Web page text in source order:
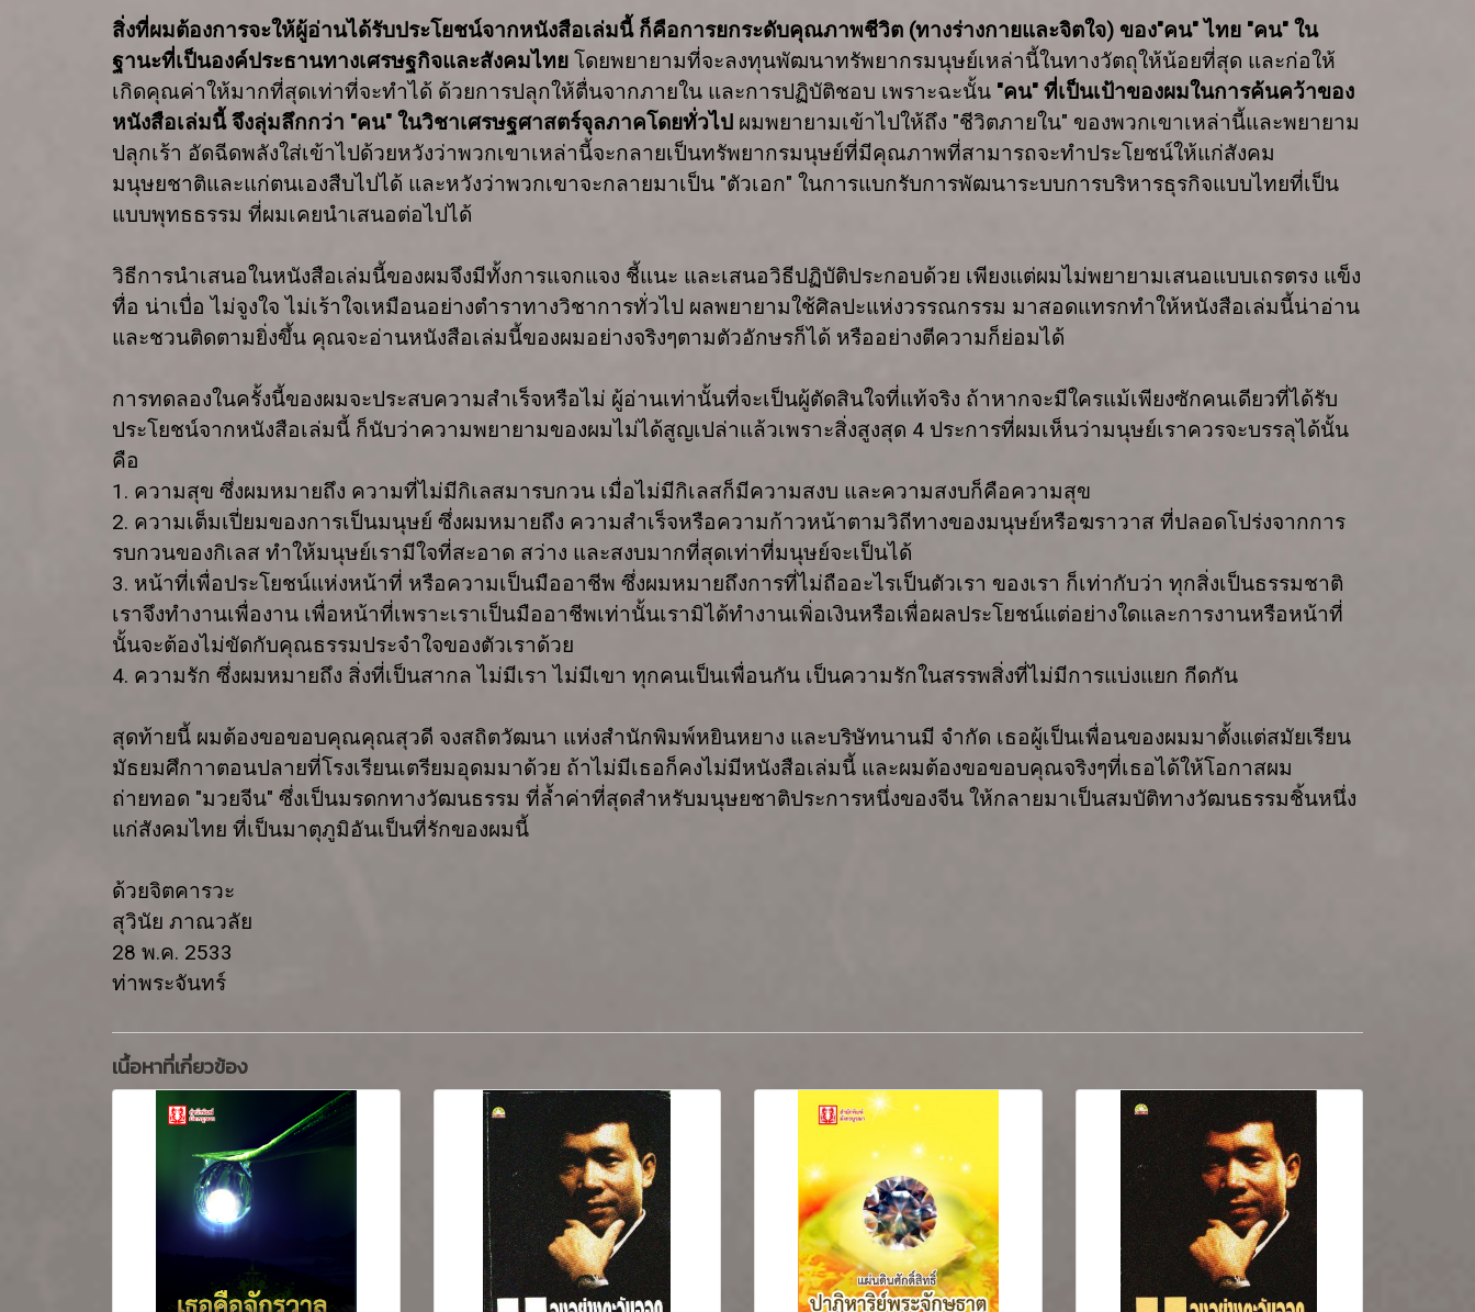
สิ่งที่ผมต้องการจะให้ผู้อ่านได้รับประโยชน์จากหนังสือเล่มนี้ ก็คือการยกระดับคุณภาพชีวิต (ทางร่างกายและจิตใจ) ของ"คน" ไทย "คน" ใน
ฐานะที่เป็นองค์ประธานทางเศรษฐกิจและสังคมไทย โดยพยายามที่จะลงทุนพัฒนาทรัพยากรมนุษย์เหล่านี้ในทางวัตถุให้น้อยที่สุด และก่อให้
เกิดคุณค่าให้มากที่สุดเท่าที่จะทำได้ ด้วยการปลุกให้ตื่นจากภายใน และการปฏิบัติชอบ เพราะฉะนั้น "คน" ที่เป็นเป้าของผมในการค้นคว้าของ
หนังสือเล่มนี้ จึงลุ่มลึกกว่า "คน" ในวิชาเศรษฐศาสตร์จุลภาคโดยทั่วไป ผมพยายามเข้าไปให้ถึง "ชีวิตภายใน" ของพวกเขาเหล่านี้และพยายาม
ปลุกเร้า อัดฉีดพลังใส่เข้าไปด้วยหวังว่าพวกเขาเหล่านี้จะกลายเป็นทรัพยากรมนุษย์ที่มีคุณภาพที่สามารถจะทำประโยชน์ให้แก่สังคม
มนุษยชาติและแก่ตนเองสืบไปได้ และหวังว่าพวกเขาจะกลายมาเป็น "ตัวเอก" ในการแบกรับการพัฒนาระบบการบริหารธุรกิจแบบไทยที่เป็น
แบบพุทธธรรม ที่ผมเคยนำเสนอต่อไปได้
วิธีการนำเสนอในหนังสือเล่มนี้ของผมจึงมีทั้งการแจกแจง ชี้แนะ และเสนอวิธีปฏิบัติประกอบด้วย เพียงแต่ผมไม่พยายามเสนอแบบเถรตรง แข็ง
ทื่อ น่าเบื่อ ไม่จูงใจ ไม่เร้าใจเหมือนอย่างตำราทางวิชาการทั่วไป ผลพยายามใช้ศิลปะแห่งวรรณกรรม มาสอดแทรกทำให้หนังสือเล่มนี้น่าอ่าน
และชวนติดตามยิ่งขึ้น คุณจะอ่านหนังสือเล่มนี้ของผมอย่างจริงๆตามตัวอักษรก็ได้ หรืออย่างตีความก็ย่อมได้
การทดลองในครั้งนี้ของผมจะประสบความสำเร็จหรือไม่ ผู้อ่านเท่านั้นที่จะเป็นผู้ตัดสินใจที่แท้จริง ถ้าหากจะมีใครแม้เพียงซักคนเดียวที่ได้รับ
ประโยชน์จากหนังสือเล่มนี้ ก็นับว่าความพยายามของผมไม่ได้สูญเปล่าแล้วเพราะสิ่งสูงสุด 4 ประการที่ผมเห็นว่ามนุษย์เราควรจะบรรลุได้นั้น
คือ
1. ความสุข ซึ่งผมหมายถึง ความที่ไม่มีกิเลสมารบกวน เมื่อไม่มีกิเลสก็มีความสงบ และความสงบก็คือความสุข
2. ความเต็มเปี่ยมของการเป็นมนุษย์ ซึ่งผมหมายถึง ความสำเร็จหรือความก้าวหน้าตามวิถีทางของมนุษย์หรือฆราวาส ที่ปลอดโปร่งจากการ
รบกวนของกิเลส ทำให้มนุษย์เรามีใจที่สะอาด สว่าง และสงบมากที่สุดเท่าที่มนุษย์จะเป็นได้
3. หน้าที่เพื่อประโยชน์แห่งหน้าที่ หรือความเป็นมืออาชีพ ซึ่งผมหมายถึงการที่ไม่ถืออะไรเป็นตัวเรา ของเรา ก็เท่ากับว่า ทุกสิ่งเป็นธรรมชาติ
เราจึงทำงานเพื่องาน เพื่อหน้าที่เพราะเราเป็นมืออาชีพเท่านั้นเรามิได้ทำงานเพิ่อเงินหรือเพื่อผลประโยชน์แต่อย่างใดและการงานหรือหน้าที่
นั้นจะต้องไม่ขัดกับคุณธรรมประจำใจของตัวเราด้วย
4. ความรัก ซึ่งผมหมายถึง สิ่งที่เป็นสากล ไม่มีเรา ไม่มีเขา ทุกคนเป็นเพื่อนกัน เป็นความรักในสรรพสิ่งที่ไม่มีการแบ่งแยก กีดกัน
สุดท้ายนี้ ผมต้องขอขอบคุณคุณสุวดี จงสถิตวัฒนา แห่งสำนักพิมพ์หยินหยาง และบริษัทนานมี จำกัด เธอผู้เป็นเพื่อนของผมมาตั้งแต่สมัยเรียน
มัธยมศึกาาตอนปลายที่โรงเรียนเตรียมอุดมมาด้วย ถ้าไม่มีเธอก็คงไม่มีหนังสือเล่มนี้ และผมต้องขอขอบคุณจริงๆที่เธอได้ให้โอกาสผม
ถ่ายทอด "มวยจีน" ซึ่งเป็นมรดกทางวัฒนธรรม ที่ล้ำค่าที่สุดสำหรับมนุษยชาติประการหนึ่งของจีน ให้กลายมาเป็นสมบัติทางวัฒนธรรมชิ้นหนึ่ง
แก่สังคมไทย ที่เป็นมาตุภูมิอันเป็นที่รักของผมนี้
ด้วยจิตคารวะ
สุวินัย ภาณวลัย
28 พ.ค. 2533
ท่าพระจันทร์
เนื้อหาที่เกี่ยวข้อง